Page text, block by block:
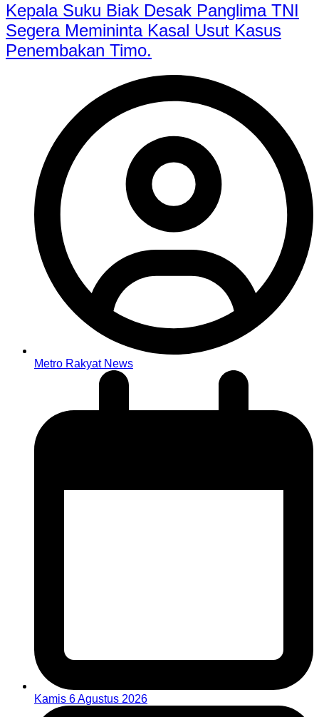
Kepala Suku Biak Desak Panglima TNI
Segera Memininta Kasal Usut Kasus
Penembakan Timo.
Metro Rakyat News
Kamis 6 Agustus 2026